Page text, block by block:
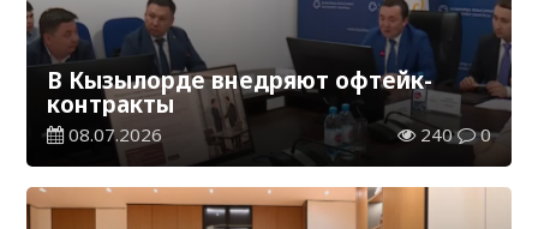
В Кызылорде внедряют офтейк-
контракты
08.07.2026 240 0